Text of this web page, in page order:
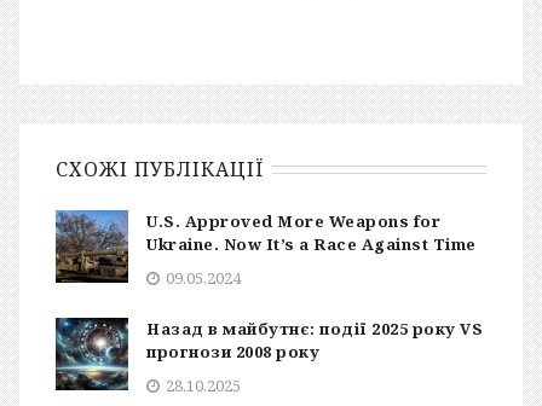
СХОЖІ ПУБЛІКАЦІЇ
U.S. Approved More Weapons for
Ukraine. Now It’s a Race Against Time
09.05.2024
Назад в майбутнє: події 2025 року VS
прогнози 2008 року
28.10.2025